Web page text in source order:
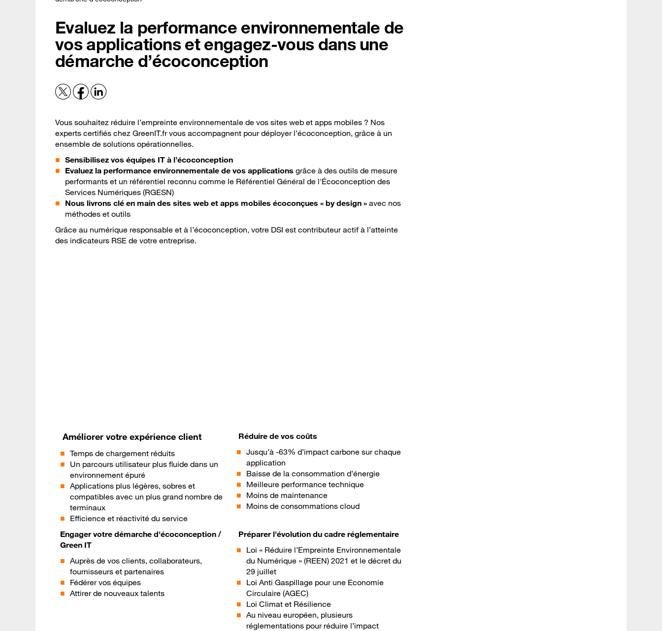
Evaluez la performance environnementale de
vos applications et engagez-vous dans une
démarche d’écoconception
Vous souhaitez réduire l’empreinte environnementale de vos sites web et apps mobiles ? Nos
experts certifiés chez GreenIT.fr vous accompagnent pour déployer l’écoconception, grâce à un
ensemble de solutions opérationnelles.
Sensibilisez vos équipes IT à l’écoconception
Evaluez la performance environnementale de vos applications grâce à des outils de mesure
performants et un référentiel reconnu comme le Référentiel Général de l'Écoconception des
Services Numériques (RGESN)
Nous livrons clé en main des sites web et apps mobiles écoconçues « by design » avec nos
méthodes et outils
Grâce au numérique responsable et à l’écoconception, votre DSI est contributeur actif à l’atteinte
des indicateurs RSE de votre entreprise.
Améliorer votre expérience client
Temps de chargement réduits
Un parcours utilisateur plus fluide dans un
environnement épuré
Applications plus légères, sobres et
compatibles avec un plus grand nombre de
terminaux
Efficience et réactivité du service
Réduire de vos coûts
Jusqu’à -63% d’impact carbone sur chaque
application
Baisse de la consommation d’énergie
Meilleure performance technique
Moins de maintenance
Moins de consommations cloud
Engager votre démarche d'écoconception /
Green IT
Auprès de vos clients, collaborateurs,
fournisseurs et partenaires
Fédérer vos équipes
Attirer de nouveaux talents
Préparer l'évolution du cadre réglementaire
Loi « Réduire l’Empreinte Environnementale
du Numérique » (REEN) 2021 et le décret du
29 juillet
Loi Anti Gaspillage pour une Economie
Circulaire (AGEC)
Loi Climat et Résilience
Au niveau européen, plusieurs
réglementations pour réduire l’impact